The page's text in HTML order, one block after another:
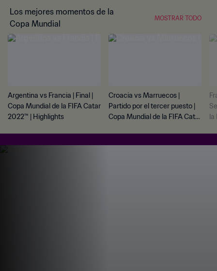
Los mejores momentos de la
Copa Mundial
MOSTRAR TODO
Argentina vs Francia | Final |
Copa Mundial de la FIFA Catar
2022™ | Highlights
Croacia vs Marruecos |
Partido por el tercer puesto |
Copa Mundial de la FIFA Catar
la